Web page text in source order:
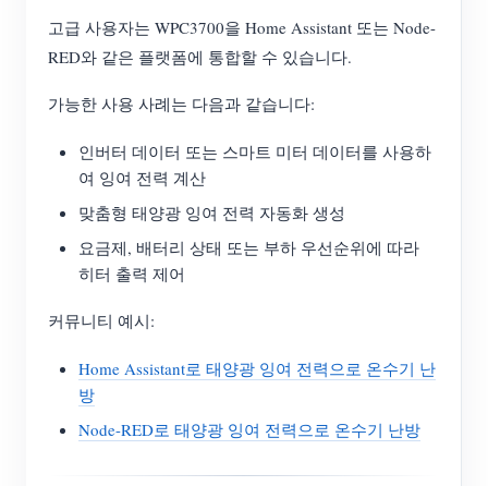
고급 사용자는 WPC3700을 Home Assistant 또는 Node-
RED와 같은 플랫폼에 통합할 수 있습니다.
가능한 사용 사례는 다음과 같습니다:
인버터 데이터 또는 스마트 미터 데이터를 사용하
여 잉여 전력 계산
맞춤형 태양광 잉여 전력 자동화 생성
요금제, 배터리 상태 또는 부하 우선순위에 따라
히터 출력 제어
커뮤니티 예시:
Home Assistant로 태양광 잉여 전력으로 온수기 난
방
Node-RED로 태양광 잉여 전력으로 온수기 난방